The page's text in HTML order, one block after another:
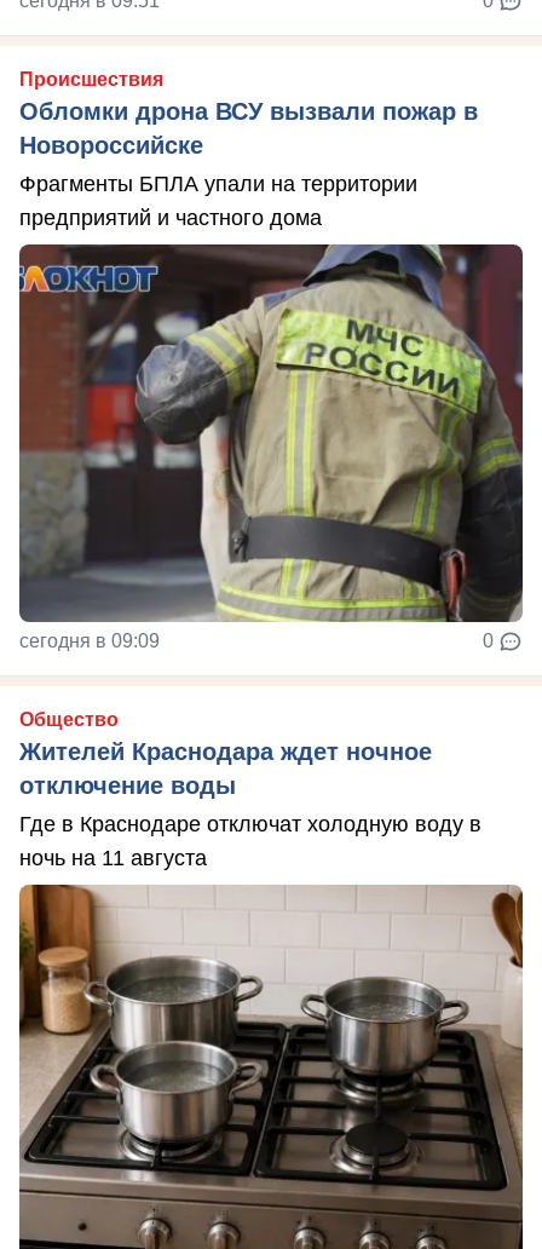
Происшествия
Обломки дрона ВСУ вызвали пожар в
Новороссийске
Фрагменты БПЛА упали на территории
предприятий и частного дома
сегодня в 09:09 0
Общество
Жителей Краснодара ждет ночное
отключение воды
Где в Краснодаре отключат холодную воду в
ночь на 11 августа